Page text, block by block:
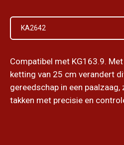
KA2642
Compatibel met KG163.9.
ketting van 25 cm verandert
gereedschap in een paalzaag,
takken met precisie en